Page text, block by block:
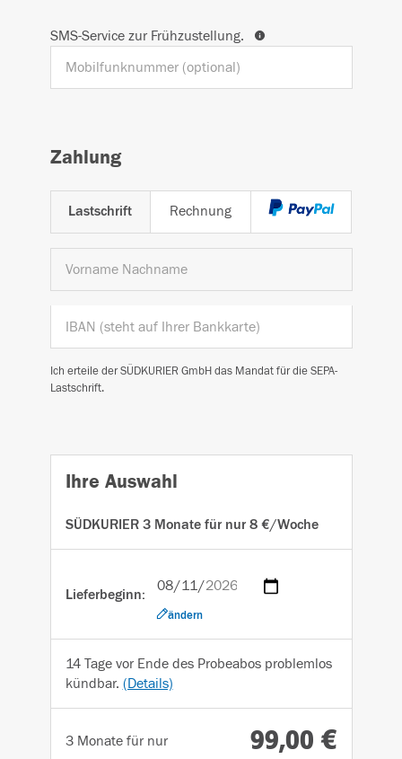
SMS-Service zur Frühzustellung.
Zahlung
Lastschrift Rechnung
Ich erteile der SÜDKURIER GmbH das Mandat für die SEPA-
Lastschrift.
Ihre Auswahl
SÜDKURIER 3 Monate für nur 8 €/Woche
Lieferbeginn:
ändern
14 Tage vor Ende des Probeabos problemlos
kündbar. (Details)
3 Monate für nur 99,00 €